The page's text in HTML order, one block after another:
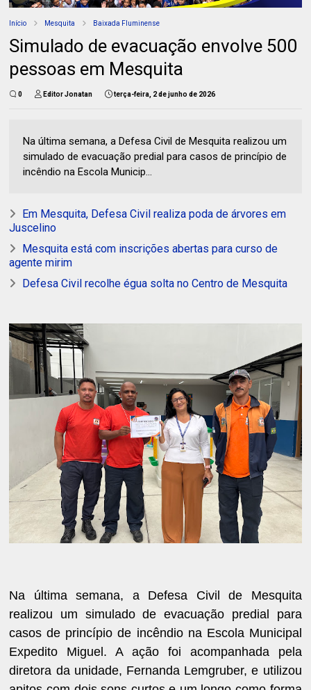
Início Mesquita Baixada Fluminense
Simulado de evacuação envolve 500
pessoas em Mesquita
0 Editor Jonatan terça-feira, 2 de junho de 2026
Na última semana, a Defesa Civil de Mesquita realizou um
simulado de evacuação predial para casos de princípio de
incêndio na Escola Municip...
Em Mesquita, Defesa Civil realiza poda de árvores em
Juscelino
Mesquita está com inscrições abertas para curso de
agente mirim
Defesa Civil recolhe égua solta no Centro de Mesquita
Na última semana, a Defesa Civil de Mesquita
realizou um simulado de evacuação predial para
casos de princípio de incêndio na Escola Municipal
Expedito Miguel. A ação foi acompanhada pela
diretora da unidade, Fernanda Lemgruber, e utilizou